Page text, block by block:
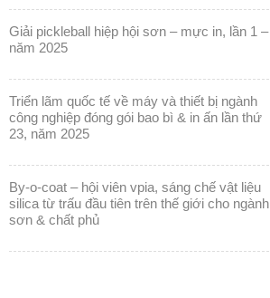
giải pickleball hiệp hội sơn – mực in, lần 1 –
năm 2025
triển lãm quốc tế về máy và thiết bị ngành
công nghiệp đóng gói bao bì & in ấn lần thứ
23, năm 2025
by-o-coat – hội viên vpia, sáng chế vật liệu
silica từ trấu đầu tiên trên thế giới cho ngành
sơn & chất phủ